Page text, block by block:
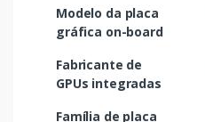
Modelo da placa
gráfica on-board
Fabricante de
GPUs integradas
Família de placa